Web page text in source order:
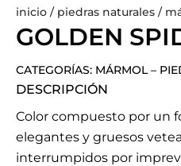
inicio / piedras naturales /
GOLDEN
CATEGORÍAS: MÁRMOL–
DESCRIPCIÓN
Color compuesto por un
elegantes y gruesos
interrumpidos por